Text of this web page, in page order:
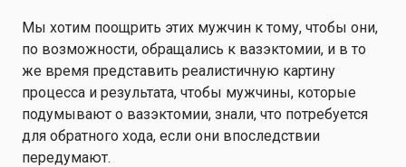
Мы хотим поощрить этих мужчин к тому, чтобы они,
по возможности, обращались к вазэктомии, и в то
же время представить реалистичную картину
процесса и результата, чтобы мужчины, которые
подумывают о вазэктомии, знали, что потребуется
для обратного хода, если они впоследствии
передумают.